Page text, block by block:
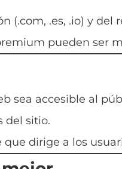
(.com, .es, .io) y
pueden ser
sea accesible al
del sitio.
dirige a los